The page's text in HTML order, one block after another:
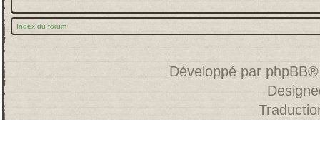
Index du forum
Développé par phpBB®